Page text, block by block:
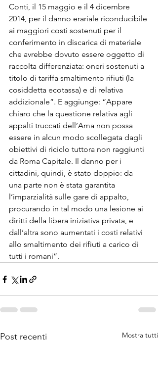
Conti, il 15 maggio e il 4 dicembre
2014, per il danno erariale riconducibile
ai maggiori costi sostenuti per il
conferimento in discarica di materiale
che avrebbe dovuto essere oggetto di
raccolta differenziata: oneri sostenuti a
titolo di tariffa smaltimento rifiuti (la
cosiddetta ecotassa) e di relativa
addizionale”. E aggiunge: “Appare
chiaro che la questione relativa agli
appalti truccati dell’Ama non possa
essere in alcun modo scollegata dagli
obiettivi di riciclo tuttora non raggiunti
da Roma Capitale. Il danno per i
cittadini, quindi, è stato doppio: da
una parte non è stata garantita
l’imparzialità sulle gare di appalto,
procurando in tal modo una lesione ai
diritti della libera iniziativa privata, e
dall’altra sono aumentati i costi relativi
allo smaltimento dei rifiuti a carico di
tutti i romani”.
Post recenti Mostra tutti